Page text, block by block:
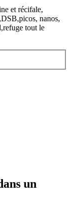
et récifale,
nanos,
tout le
un